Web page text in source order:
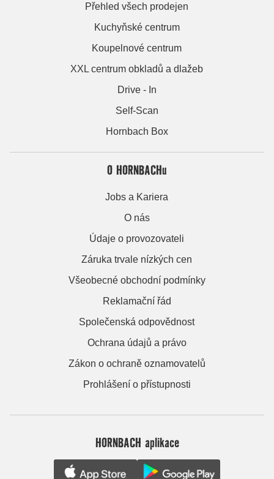
Přehled všech prodejen
Kuchyňské centrum
Koupelnové centrum
XXL centrum obkladů a dlažeb
Drive - In
Self-Scan
Hornbach Box
O HORNBACHu
Jobs a Kariera
O nás
Údaje o provozovateli
Záruka trvale nízkých cen
Všeobecné obchodní podmínky
Reklamační řád
Společenská odpovědnost
Ochrana údajů a právo
Zákon o ochraně oznamovatelů
Prohlášení o přístupnosti
HORNBACH aplikace